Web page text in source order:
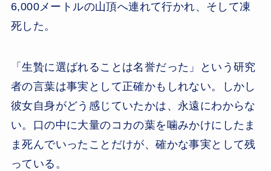
6,000メートルの山頂へ連れて行かれ、そして凍
死した。
「生贄に選ばれることは名誉だった」という研究
者の言葉は事実として正確かもしれない。しかし
彼女自身がどう感じていたかは、永遠にわからな
い。口の中に大量のコカの葉を噛みかけにしたま
ま死んでいったことだけが、確かな事実として残
っている。